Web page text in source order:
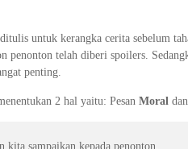
untuk kerangka cerita sebelum
telah diberi spoilers.
penting.
2 hal yaitu: Pesan Moral dan
kita sampaikan kepada penonton.